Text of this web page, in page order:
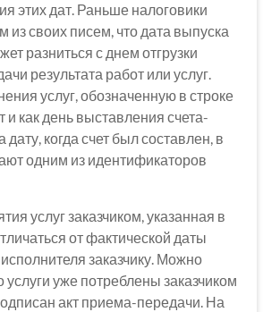
этих дат. Раньше налоговики
из своих писем, что дата выпуска
разниться с днем отгрузки
результата работ или услуг.
услуг, обозначенную в строке
и как день выставления счета-
когда счет был составлен, в
одним из идентификаторов
услуг заказчиком, указанная в
от фактической даты
заказчику. Можно
услуги уже потреблены заказчиком
акт приема-передачи. На